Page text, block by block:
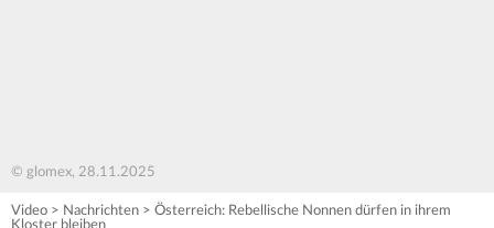
© glomex, 28.11.2025
Video > Nachrichten > Österreich: Rebellische Nonnen dürfen in ihrem
Kloster bleiben